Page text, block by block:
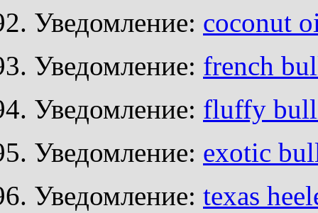
Уведомление: coconut
Уведомление: french
Уведомление: fluffy
Уведомление: exotic
Уведомление: texas